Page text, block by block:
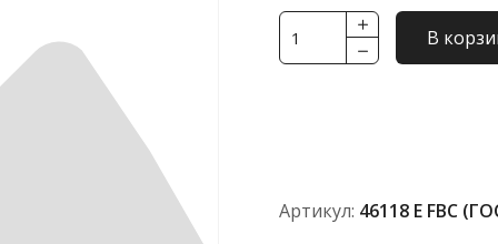
Количество
товара
В
Артикул: 46118 Е FBC